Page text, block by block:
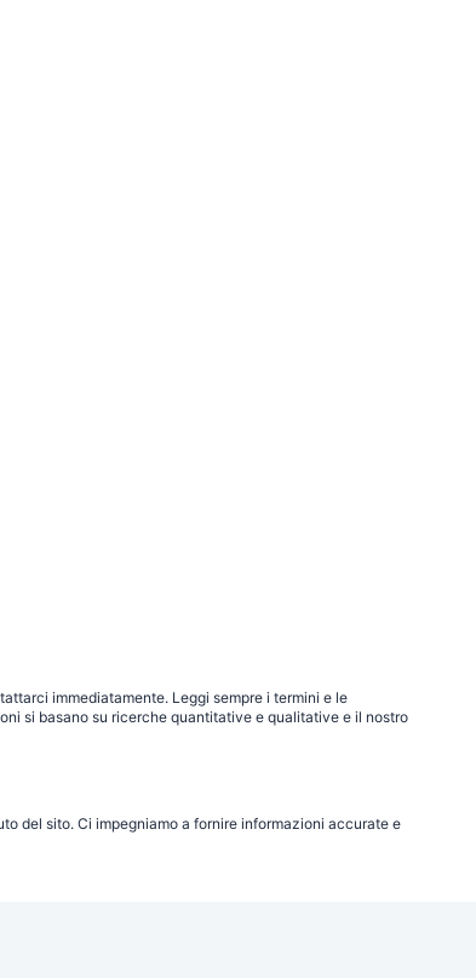
immediatamente. Leggi sempre i termini e le
si basano su ricerche quantitative e qualitative e il nostro
del sito. Ci impegniamo a fornire informazioni accurate e